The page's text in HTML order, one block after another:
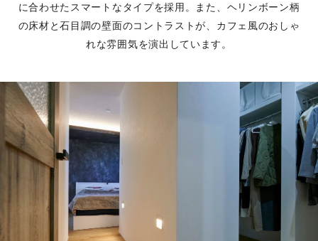
に合わせたスマートなタイプを採用。また、ヘリンボーン柄
の床材と石目調の壁面のコントラストが、カフェ風のおしゃ
れな雰囲気を演出しています。